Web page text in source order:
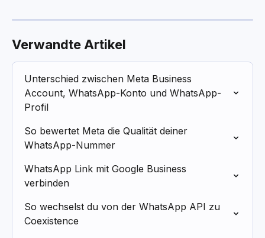
Verwandte Artikel
Unterschied zwischen Meta Business
Account, WhatsApp-Konto und WhatsApp-
Profil
So bewertet Meta die Qualität deiner
WhatsApp-Nummer
WhatsApp Link mit Google Business
verbinden
So wechselst du von der WhatsApp API zu
Coexistence